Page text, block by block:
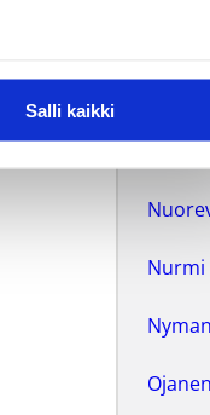
Salli kaikki
Nurmi